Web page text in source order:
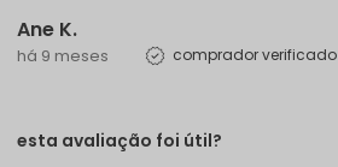
Ane K.
há 9 meses comprador verificado
esta avaliação foi útil?